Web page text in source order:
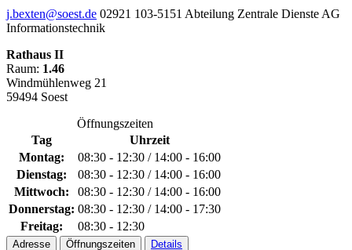
j.bexten@soest.de 02921 103-5151 Abteilung Zentrale Dienste AG
Informationstechnik
Rathaus II
Raum: 1.46
Windmühlenweg 21
59494 Soest
Öffnungszeiten
Tag
Uhrzeit
Montag:
08:30 - 12:30 / 14:00 - 16:00
Dienstag:
08:30 - 12:30 / 14:00 - 16:00
Mittwoch:
08:30 - 12:30 / 14:00 - 16:00
Donnerstag: 08:30 - 12:30 / 14:00 - 17:30
Freitag:
08:30 - 12:30
Adresse Öffnungszeiten Details